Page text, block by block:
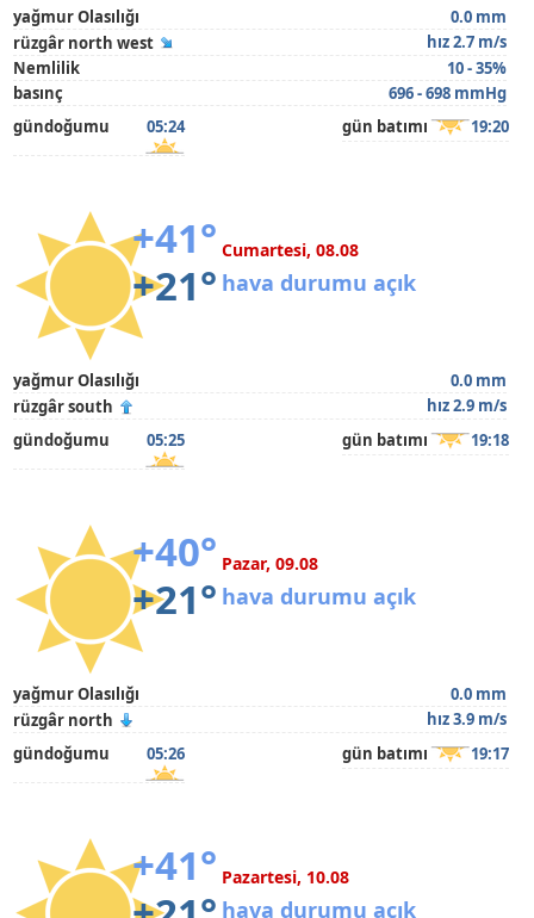
yağmur Olasılığı
0.0 mm
rüzgâr north west
hız 2.7 m/s
Nemlilik
10 - 35%
basınç
696 - 698 mmHg
gündoğumu
05:24 gün batımı 19:20
+41°
+21°
Cumartesi, 08.08
hava durumu açık
yağmur Olasılığı
0.0 mm
rüzgâr south
hız 2.9 m/s
gündoğumu
05:25 gün batımı 19:18
+40°
+21°
Pazar, 09.08
hava durumu açık
yağmur Olasılığı
0.0 mm
rüzgâr north
hız 3.9 m/s
gündoğumu
05:26 gün batımı 19:17
+41° Pazartesi, 10.08
hava durumu açık